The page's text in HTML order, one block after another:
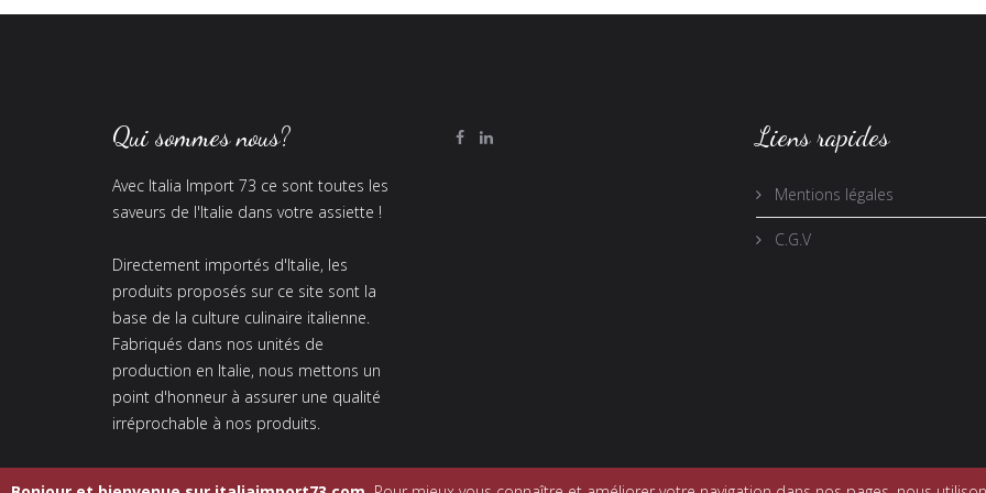
Qui sommes nous?
Avec Italia Import 73 ce sont toutes les
saveurs de l'Italie dans votre assiette !
Directement importés d'Italie, les
produits proposés sur ce site sont la
base de la culture culinaire italienne.
Fabriqués dans nos unités de
production en Italie, nous mettons un
point d'honneur à assurer une qualité
irréprochable à nos produits.
Liens rapides
Mentions légales
C.G.V